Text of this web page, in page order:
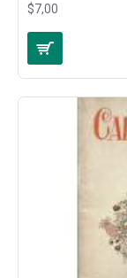
$7,00